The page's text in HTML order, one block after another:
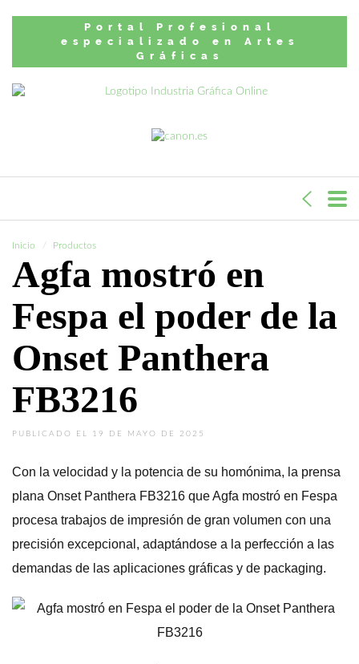
Portal Profesional
especializado en Artes
Gráficas
Inicio Productos
Agfa mostró en
Fespa el poder de la
Onset Panthera
FB3216
PUBLICADO EL 19 DE MAYO DE 2025
Con la velocidad y la potencia de su homónima, la prensa
plana Onset Panthera FB3216 que Agfa mostró en Fespa
procesa trabajos de impresión de gran volumen con una
precisión excepcional, adaptándose a la perfección a las
demandas de las aplicaciones gráficas y de packaging.